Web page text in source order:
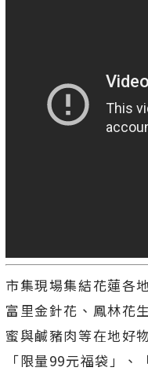
市集現場集結花蓮各
富里金針花、鳳林花
蜜與鹹豬肉等在地好
「限量99元福袋」